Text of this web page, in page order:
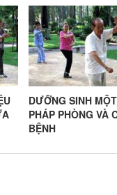
DƯỠNG SINH
PHÁP PHÒNG VÀ
BỆNH